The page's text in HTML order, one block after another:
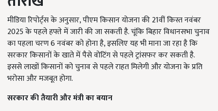
मीडिया रिपोर्ट्स के अनुसार, पीएम किसान योजना की 21वीं किस्त नवंबर
2025 के पहले हफ्ते में जारी की जा सकती है. चूंकि बिहार विधानसभा चुनाव
का पहला चरण 6 नवंबर को होना है, इसलिए यह भी माना जा रहा है कि
सरकार किसानों के खाते में पैसे वोटिंग से पहले ट्रांसफर कर सकती है.
इससे लाखों किसानों को चुनाव से पहले राहत मिलेगी और योजना के प्रति
भरोसा और मजबूत होगा.
सरकार की तैयारी और मंत्री का बयान